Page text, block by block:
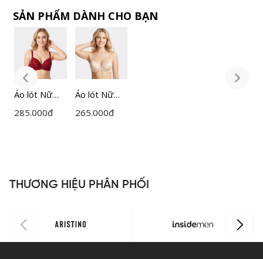
SẢN PHẨM DÀNH CHO BẠN
Áo lót Nữ
cúp ngực
285.000đ
Áo lót Nữ
bầu tròn
265.000đ
THƯƠNG HIỆU PHÂN PHỐI